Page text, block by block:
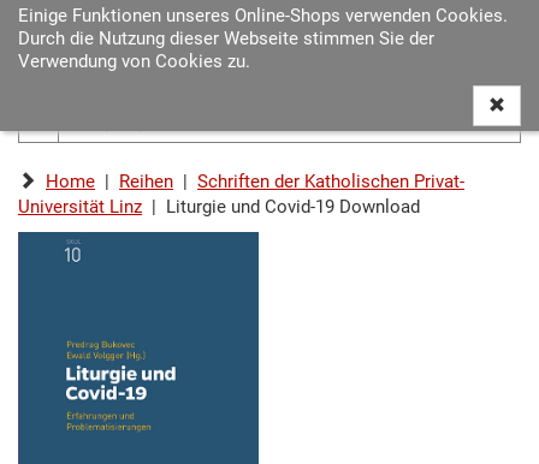
Einige Funktionen unseres Online-Shops verwenden Cookies.
Durch die Nutzung dieser Webseite stimmen Sie der
Verwendung von Cookies zu.
Home | Reihen | Schriften der Katholischen Privat-
Universität Linz | Liturgie und Covid-19 Download